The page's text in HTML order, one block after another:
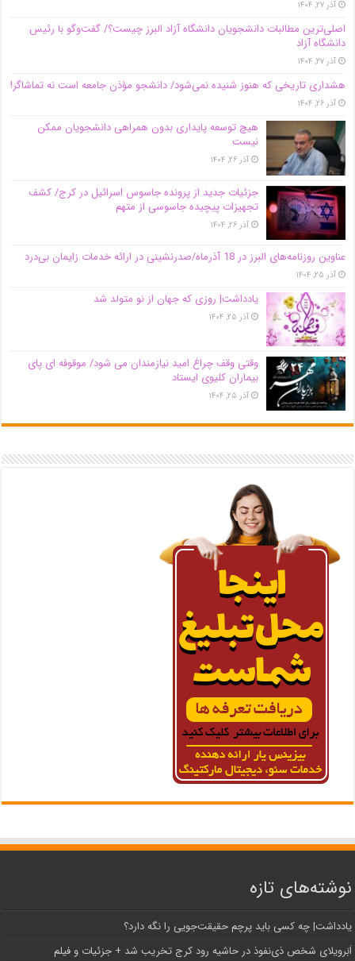
آذر ۲۷, ۱۴۰۴
اصلی‌ترین مطالبات دانشجویان دانشگاه آزاد البرز چیست؟/ گفت‌وگو با رئیس
دانشگاه آز‌اد
آذر ۲۷, ۱۴۰۴
هشداری تاریخی که هنوز شنیده نمی‌شود/ دانشجو مؤذن جامعه است نه تماشاگر!
آذر ۲۶, ۱۴۰۴
هیچ توسعه پایداری بدون همراهی دانشجویان ممکن
نیست
آذر ۲۶, ۱۴۰۴
جزئیات جدید از پرونده جاسوس اسرائیل در کرج/‌ کشف
تجهیزات پیچیده جاسوسی از متهم
آذر ۲۶, ۱۴۰۴
عناوین روزنامه‌های البرز در ‌18 آذرماه/صدرنشینی در ارائه خدمات زایمان بی‌درد
آذر ۲۵, ۱۴۰۴
یادداشت| روزی که جهان از نو متولد شد
آذر ۲۵, ۱۴۰۴
وقتی وقف چراغ امید نیازمندان می شود/ موقوفه ای پای
بیماران کلیوی ایستاد
آذر ۲۵, ۱۴۰۴
نوشته‌های تازه
یادداشت| ‌چه کسی باید پرچم حقیقت‌جویی را نگه دارد؟
اَبَر‌ویلای شخص ذی‌نفوذ در حاشیه‌ رود کرج تخریب شد + جزئیات و فیلم